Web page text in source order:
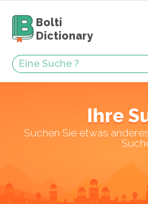
Bolti
Dictionary
Ihre
Suchen Sie etwas